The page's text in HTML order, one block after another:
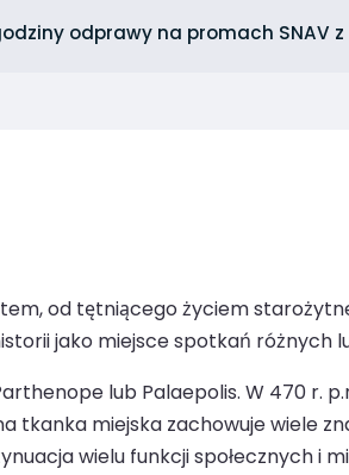
odprawy na promach SNAV z
od tętniącego życiem
jako miejsce spotkań różnych
lub Palaepolis. W 470 r.
miejska zachowuje wiele
wielu funkcji społecznych i